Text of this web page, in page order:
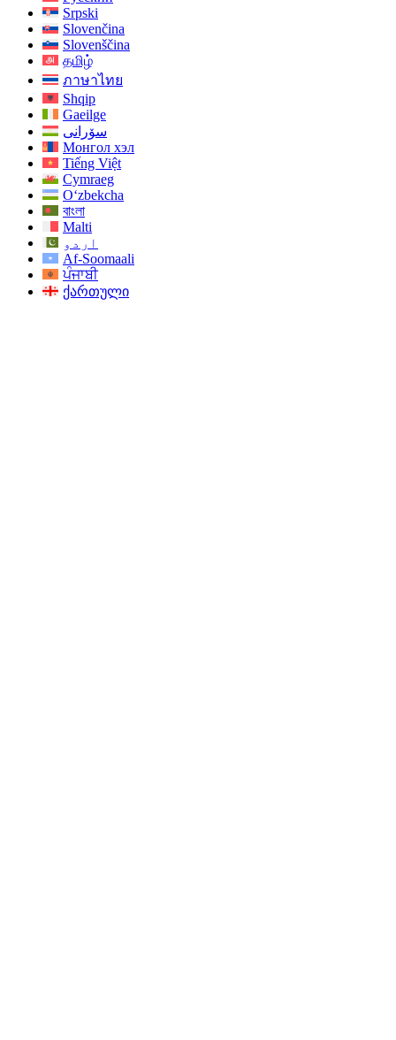
Srpski
Slovenčina
Slovenščina
தமிழ்
ภาษาไทย
Shqip
Gaeilge
سۆرانی
Монгол хэл
Tiếng Việt
Cymraeg
O‘zbekcha
বাংলা
Malti
اردو
Af-Soomaali
ਪੰਜਾਬੀ
ქართული